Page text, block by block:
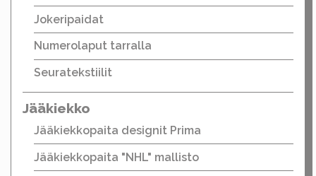
Jokeripaidat
Numerolaput tarralla
Seuratekstiilit
Jääkiekko
Jääkiekkopaita designit Prima
Jääkiekkopaita "NHL" mallisto